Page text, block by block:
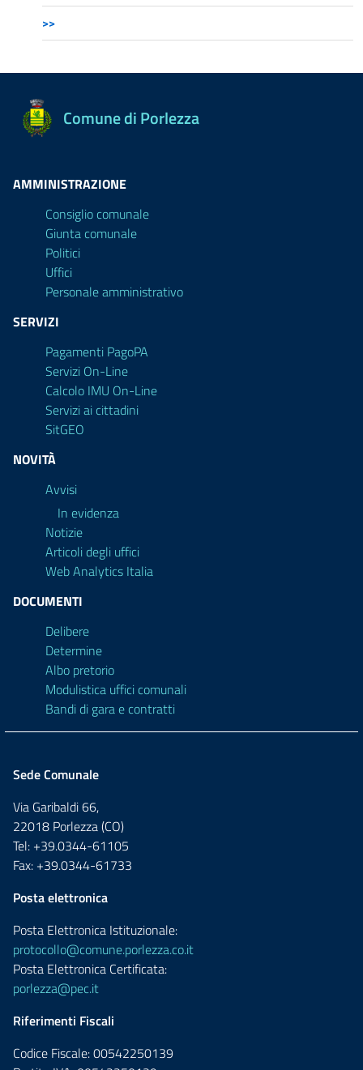
>>
Comune di Porlezza
AMMINISTRAZIONE
Consiglio comunale
Giunta comunale
Politici
Uffici
Personale amministrativo
SERVIZI
Pagamenti PagoPA
Servizi On-Line
Calcolo IMU On-Line
Servizi ai cittadini
SitGEO
NOVITÀ
Avvisi
In evidenza
Notizie
Articoli degli uffici
Web Analytics Italia
DOCUMENTI
Delibere
Determine
Albo pretorio
Modulistica uffici comunali
Bandi di gara e contratti
Sede Comunale
Via Garibaldi 66,
22018 Porlezza (CO)
Tel: +39.0344-61105
Fax: +39.0344-61733
Posta elettronica
Posta Elettronica Istituzionale:
protocollo@comune.porlezza.co.it
Posta Elettronica Certificata:
porlezza@pec.it
Riferimenti Fiscali
Codice Fiscale: 00542250139